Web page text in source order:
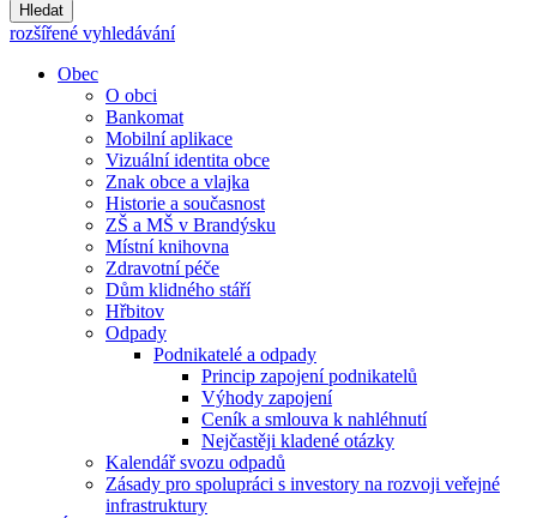
Hledat
rozšířené vyhledávání
Obec
O obci
Bankomat
Mobilní aplikace
Vizuální identita obce
Znak obce a vlajka
Historie a současnost
ZŠ a MŠ v Brandýsku
Místní knihovna
Zdravotní péče
Dům klidného stáří
Hřbitov
Odpady
Podnikatelé a odpady
Princip zapojení podnikatelů
Výhody zapojení
Ceník a smlouva k nahléhnutí
Nejčastěji kladené otázky
Kalendář svozu odpadů
Zásady pro spolupráci s investory na rozvoji veřejné
infrastruktury